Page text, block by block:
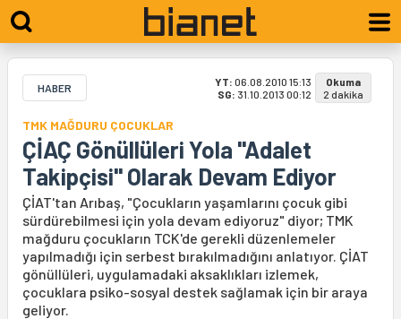
HABER YT: 06.08.2010 15:13
SG: 31.10.2013 00:12
Okuma
2 dakika
TMK MAĞDURU ÇOCUKLAR
ÇİAÇ Gönüllüleri Yola "Adalet
Takipçisi" Olarak Devam Ediyor
ÇİAT'tan Arıbaş, "Çocukların yaşamlarını çocuk gibi
sürdürebilmesi için yola devam ediyoruz" diyor; TMK
mağduru çocukların TCK'de gerekli düzenlemeler
yapılmadığı için serbest bırakılmadığını anlatıyor. ÇİAT
gönüllüleri, uygulamadaki aksaklıkları izlemek,
çocuklara psiko-sosyal destek sağlamak için bir araya
geliyor.